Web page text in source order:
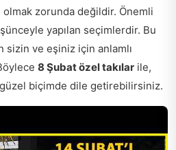
zorunda değildir. Önemli
yapılan seçimlerdir. Bu
sizin ve eşiniz için anlamlı
8 Şubat özel takılar ile,
biçimde dile getirebilirsiniz.